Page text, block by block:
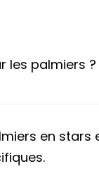
les palmiers ?
en stars